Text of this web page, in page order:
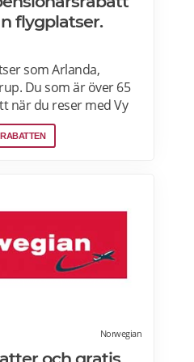
flygplatser.
som Arlanda,
Du som är över 65
när du reser med Vy
Välj kategori senior
och biljetten
Läs mer om
VY här.
Norwegian